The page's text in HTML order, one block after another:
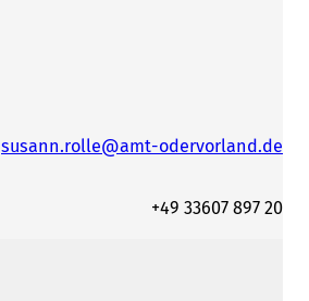
susann.rolle@amt-odervorland.de
+49 33607 897 20